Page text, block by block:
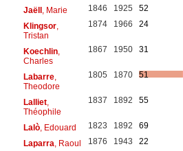
Jaëll, Marie 1846 1925
52
Klingsor,
Tristan
1874 1966 24
Koechlin,
Charles
1867 1950 31
Labarre,
Theodore
1805 1870 51
Lalliet,
Théophile
1837 1892 55
Lalò, Edouard 1823 1892
69
Laparra , Raoul 1876 1943
22